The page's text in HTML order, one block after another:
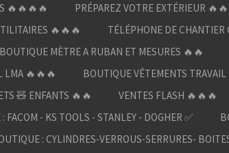
🔥🔥🔥🔥 PRÉPAREZ VOTRE EXTÉRIEUR
🔥🔥🔥 TÉLÉPHONE DE
BOUTIQUE MÈTRE A RUBAN ET MESURES 🔥🔥
LMA 🔥🔥🔥
BOUTIQUE VÊTEMENTS
🧸 ENFANTS 🔥🔥 VENTES FLASH 🔥🔥🔥
FACOM - KS TOOLS - STANLEY - DOGHER ✅
: CYLINDRES-VERROUS-SERRURES-